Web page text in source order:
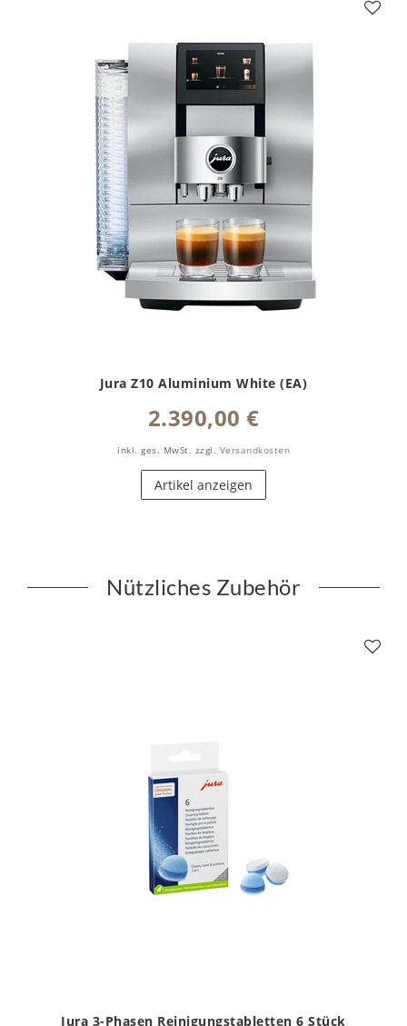
Jura Z10 Aluminium White (EA)
2.390,00 €
inkl. ges. MwSt. zzgl. Versandkosten
Artikel anzeigen
Nützliches Zubehör
Jura 3-Phasen Reinigungstabletten 6 Stück